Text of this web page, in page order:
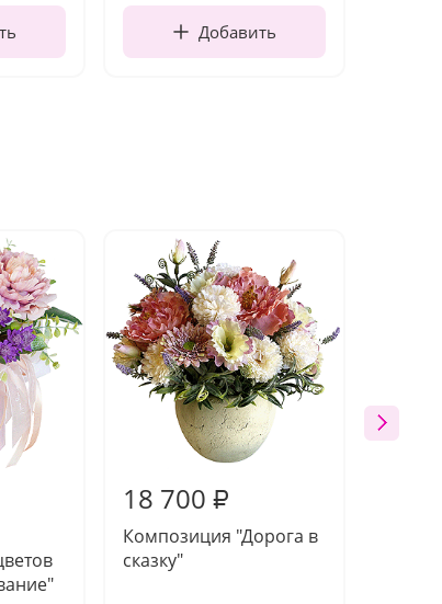
Добавить
18 700 ₽
Композиция "Дорога в
сказку"